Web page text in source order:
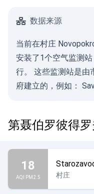
数据来源
当前在村庄
安装了1个空气监测
行。 这些监测站是由
府建立的，例如：
第聂伯罗彼得
18
AQI PM2.5 村庄